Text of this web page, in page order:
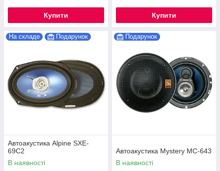
Купити Купити
На складе Подарунок
Автоакустика Alpine SXE-
69C2
В наявності
Подарунок
Автоакустика Mystery MC-643
В наявності